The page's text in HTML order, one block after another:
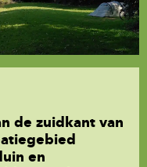
de zuidkant van
en